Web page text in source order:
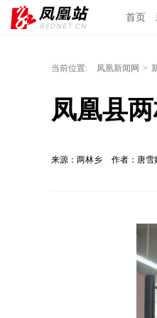
首页
当前位置: 凤凰新闻网 >
凤凰县
来源：两林乡 作者：唐雪